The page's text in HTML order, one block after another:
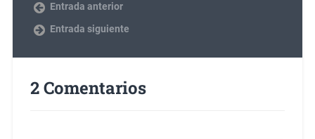
Entrada anterior
Entrada siguiente
2 Comentarios